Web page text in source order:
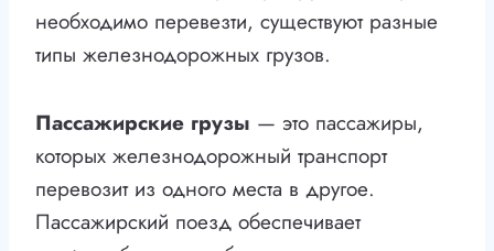
необходимо перевезти, существуют разные
типы железнодорожных грузов.
Пассажирские грузы — это пассажиры,
которых железнодорожный транспорт
перевозит из одного места в другое.
Пассажирский поезд обеспечивает